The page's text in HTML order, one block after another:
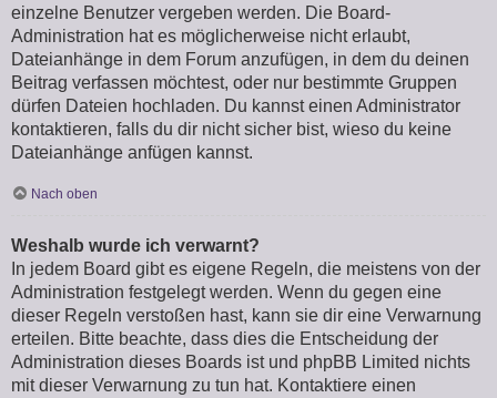
einzelne Benutzer vergeben werden. Die Board-
Administration hat es möglicherweise nicht erlaubt,
Dateianhänge in dem Forum anzufügen, in dem du deinen
Beitrag verfassen möchtest, oder nur bestimmte Gruppen
dürfen Dateien hochladen. Du kannst einen Administrator
kontaktieren, falls du dir nicht sicher bist, wieso du keine
Dateianhänge anfügen kannst.
Nach oben
Weshalb wurde ich verwarnt?
In jedem Board gibt es eigene Regeln, die meistens von der
Administration festgelegt werden. Wenn du gegen eine
dieser Regeln verstoßen hast, kann sie dir eine Verwarnung
erteilen. Bitte beachte, dass dies die Entscheidung der
Administration dieses Boards ist und phpBB Limited nichts
mit dieser Verwarnung zu tun hat. Kontaktiere einen